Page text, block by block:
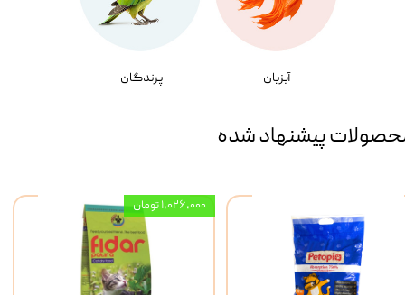
آبزیان پرندگان
پیشنهاد شده
۱,۰۲۶,۰۰۰ تومان